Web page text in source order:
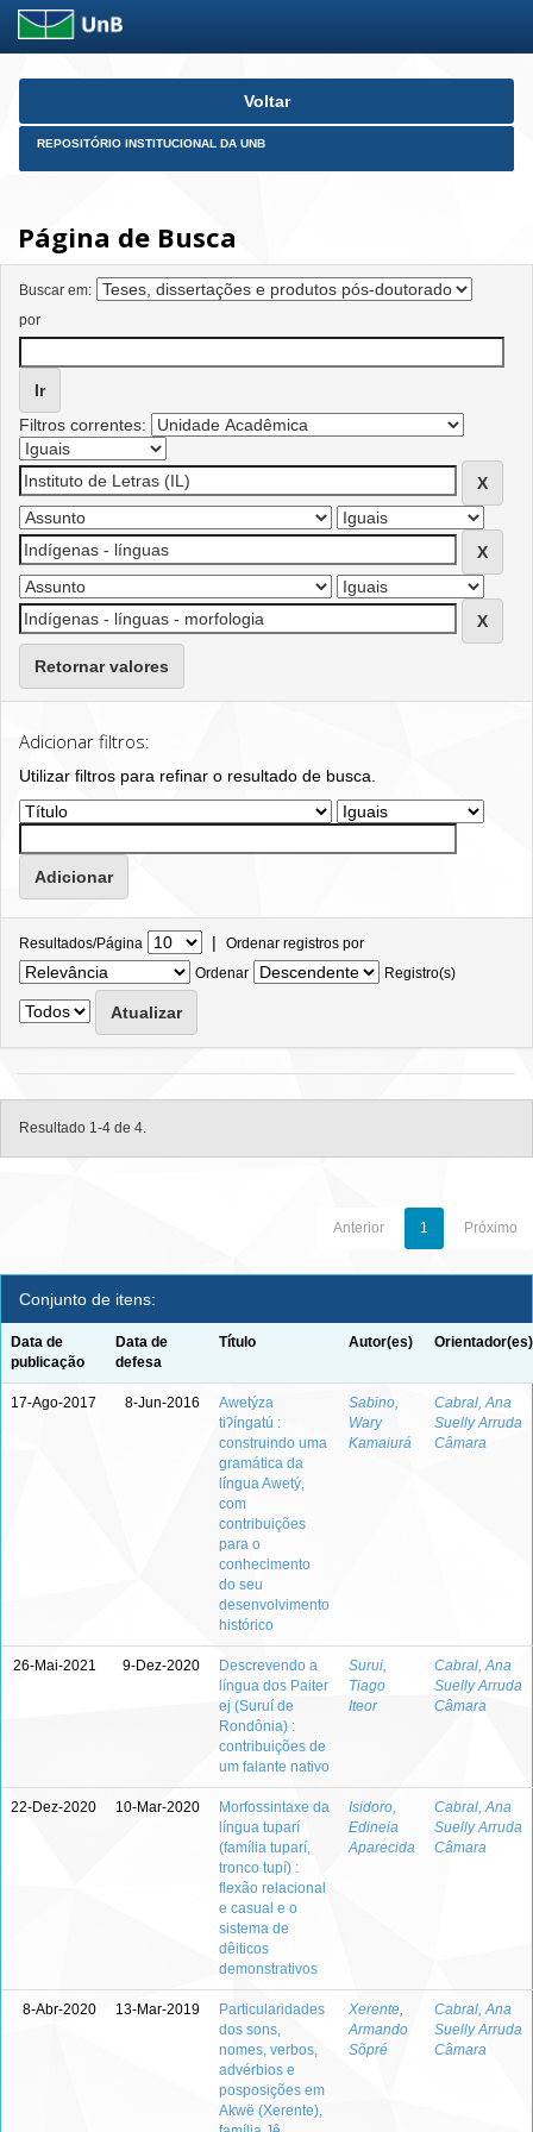
Skip
Voltar
REPOSITÓRIO INSTITUCIONAL DA UNB
Página de Busca
Buscar em:
por
Filtros correntes:
Retornar valores
Adicionar filtros:
Utilizar filtros para refinar o resultado de busca.
Resultados/Página | Ordenar registros por
Ordenar
Registro(s)
Resultado 1-4 de 4.
Anterior 1 Próximo
Conjunto de itens:
Data de
publicação
Data de
defesa
Título Autor(es) Orientador(es)
17-Ago-2017 8-Jun-2016
Awetýza
tiʔíngatú :
construindo uma
gramática da
língua Awetý,
com
contribuições
para o
conhecimento
do seu
desenvolvimento
histórico
Sabino,
Wary
Kamaiurá
Cabral, Ana
Suelly Arruda
Câmara
26-Mai-2021 9-Dez-2020
Descrevendo a
língua dos Paiter
ej (Suruí de
Rondônia) :
contribuições de
um falante nativo
Surui,
Tiago
Iteor
Cabral, Ana
Suelly Arruda
Câmara
22-Dez-2020 10-Mar-2020
Morfossintaxe da
língua tuparí
(família tuparí,
tronco tupí) :
flexão relacional
e casual e o
sistema de
dêiticos
demonstrativos
Isidoro,
Edineia
Aparecida
Cabral, Ana
Suelly Arruda
Câmara
8-Abr-2020 13-Mar-2019
Particularidades
dos sons,
nomes, verbos,
advérbios e
posposições em
Akwë (Xerente),
Xerente,
Armando
Sõpré
Cabral, Ana
Suelly Arruda
Câmara